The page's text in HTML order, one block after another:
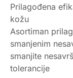
Prilagođena
kožu
Asortiman
smanjenim
smanjite
tolerancije